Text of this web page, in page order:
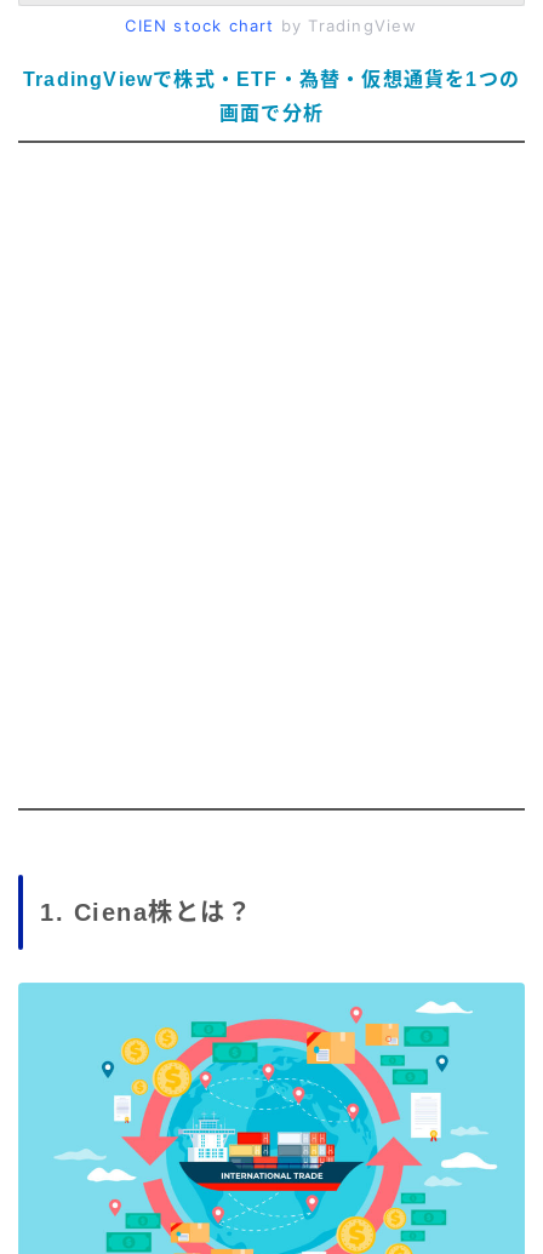
CIEN stock chart by TradingView
TradingViewで株式・ETF・為替・仮想通貨を1つの
画面で分析
1. Ciena株とは？